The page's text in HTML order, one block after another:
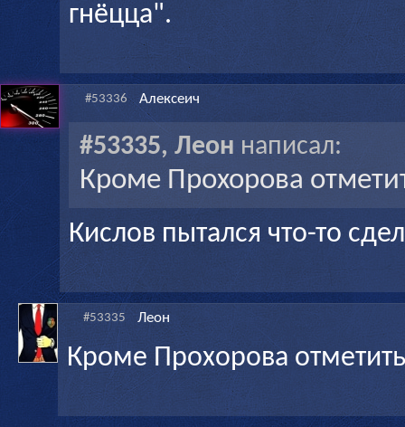
гнёцца".
#53336 Алексеич
#53335, Леон написал:
Кроме Прохорова
Кислов пытался что-то
#53335 Леон
Кроме Прохорова